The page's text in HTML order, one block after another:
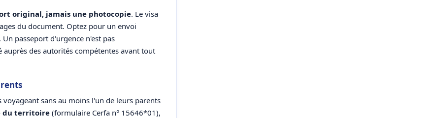
original, jamais une photocopie. Le visa
du document. Optez pour un envoi
passeport d'urgence n'est pas
des autorités compétentes avant tout
sans au moins l'un de leurs parents
du territoire (formulaire Cerfa n° 15646*01),